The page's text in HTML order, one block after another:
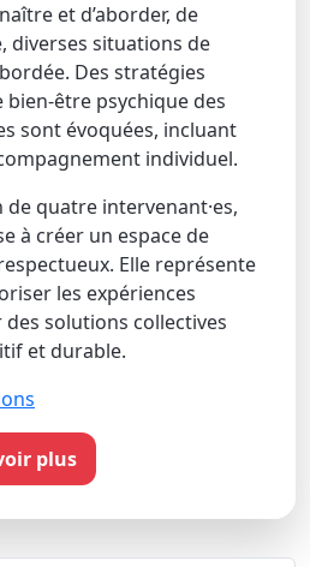
et d’aborder, de
diverses situations de
Des stratégies
être psychique des
sont évoquées, incluant
individuel.
quatre intervenant·es,
à créer un espace de
Elle représente
les expériences
solutions collectives
et durable.
plus